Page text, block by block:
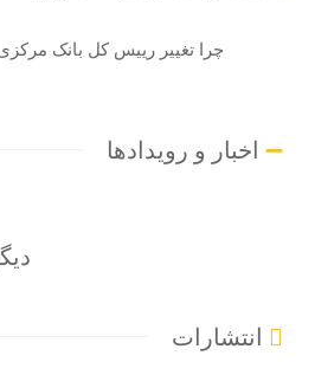
چرا تغییر رییس کل بانک
اخبار و رویدادها
انتشارات